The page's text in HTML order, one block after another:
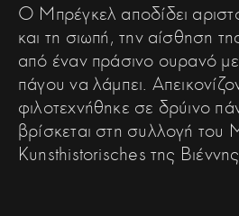
Ο Μπρέγκελ αποδίδει
και τη σιωπή, την αίσθηση
από έναν πράσινο ουρανό
πάγου να λάμπει.
φιλοτεχνήθηκε σε δρύινο
βρίσκεται στη συλλογή του
Kunsthistorisches της